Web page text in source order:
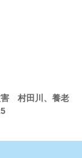
害 村田川、養老